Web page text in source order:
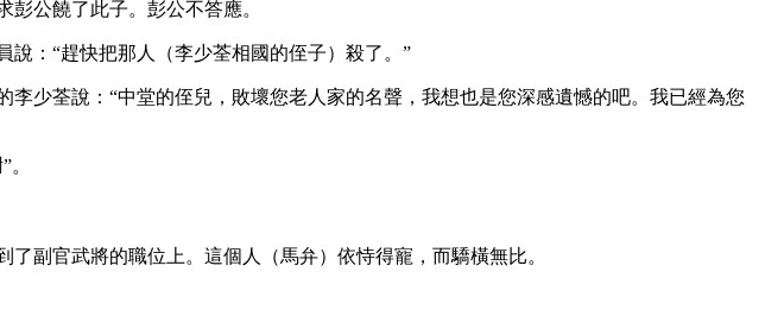
公饒了此子。彭公不答應。
：“趕快把那人（李少荃相國的侄子）殺了。”
少荃說：“中堂的侄兒，敗壞您老人家的名聲，我想也是您深感遺憾的吧。我已經為您
副官武將的職位上。這個人（馬弁）依恃得寵，而驕橫無比。